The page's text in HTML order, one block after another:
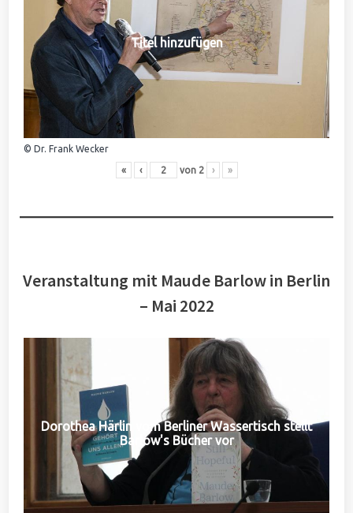
Titel hinzufügen
© Dr. Frank Wecker
« ‹ von 2 › »
Veranstaltung mit Maude Barlow in Berlin
– Mai 2022
Dorothea Härlin vom Berliner Wassertisch stellt
Barlow's Bücher vor